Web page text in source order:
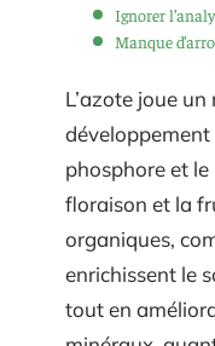
Ignorer
Manque
L’azote joue
développement
phosphore et
floraison et la
organiques,
enrichissent le
tout en